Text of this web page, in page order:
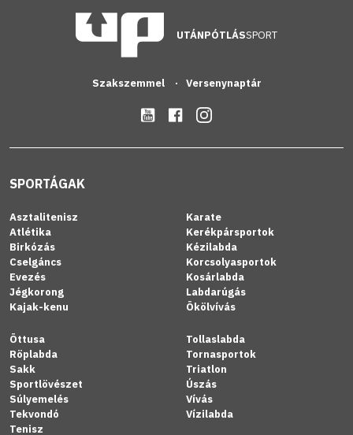
UTÁNPÓTLÁSSPORT
Szakszemmel Versenynaptár
SPORTÁGAK
Asztalitenisz
Atlétika
Birkózás
Cselgáncs
Evezés
Jégkorong
Kajak-kenu
Karate
Kerékpársportok
Kézilabda
Korcsolyasportok
Kosárlabda
Labdarúgás
Ökölvívás
Öttusa
Röplabda
Sakk
Sportlövészet
Súlyemelés
Tekvondó
Tenisz
Tollaslabda
Tornasportok
Triatlon
Úszás
Vívás
Vízilabda